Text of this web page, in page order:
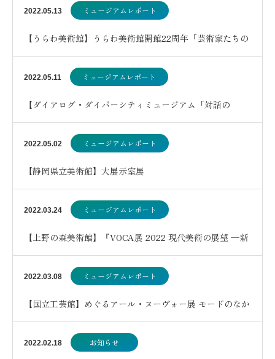
らリヒターへ―新収蔵作品を中心に
2022.05.13 ミュージアムレポート
【うらわ美術館】うらわ美術館開館22周年「芸術家たちの
住むところ」展
2022.05.11 ミュージアムレポート
【ダイアログ・ダイバーシティミュージアム「対話の
森」】体験型写真展「第九のきせき」
2022.05.02 ミュージアムレポート
【静岡県立美術館】大展示室展
2022.03.24 ミュージアムレポート
【上野の森美術館】『VOCA展 2022 現代美術の展望 ─新
しい平面の作家たち 』
2022.03.08 ミュージアムレポート
【国立工芸館】めぐるアール・ヌーヴォー展 モードのなか
の日本工芸とデザイン
2022.02.18 お知らせ